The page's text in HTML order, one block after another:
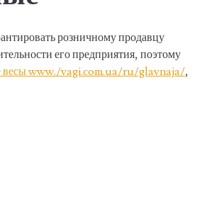
розничному продавцу
его предприятия, поэтому
весы www./vagi.com.ua/ru/glavnaja/,